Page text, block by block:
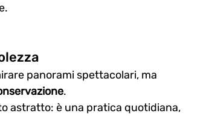
panorami spettacolari, ma
.
astratto: è una pratica quotidiana,